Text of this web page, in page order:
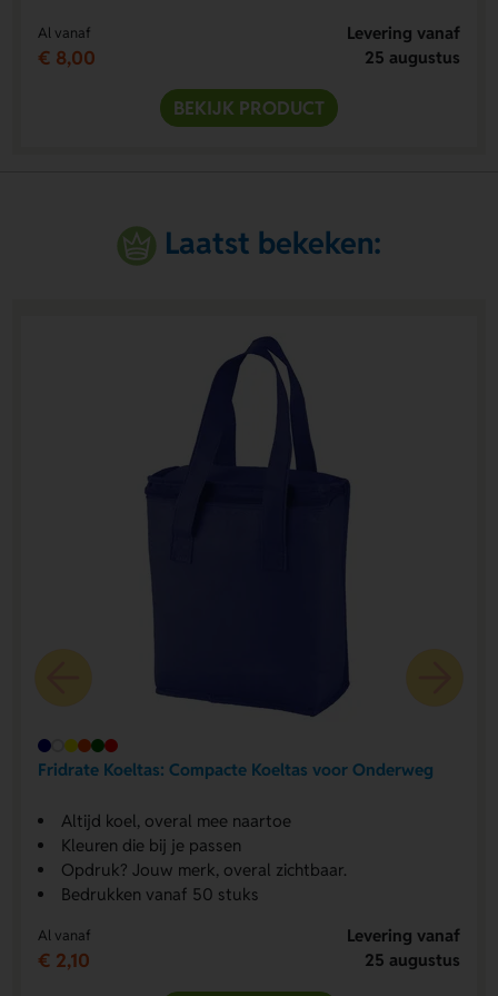
Al vanaf
€ 8,00
Levering vanaf
25 augustus
BEKIJK PRODUCT
Laatst bekeken:
Fridrate Koeltas: Compacte Koeltas voor Onderweg
Altijd koel, overal mee naartoe
Kleuren die bij je passen
Opdruk? Jouw merk, overal zichtbaar.
Bedrukken vanaf 50 stuks
Al vanaf
€ 2,10
Levering vanaf
25 augustus